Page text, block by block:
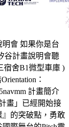
會 如果你是台
谷計畫說明會聽
宿舍B1微型車庫 )
：
計畫簡介
畫」已經開始接
的突破點，勇敢